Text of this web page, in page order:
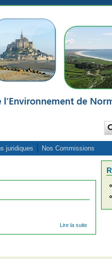
juridiques Nos Commissions
Lire la suite